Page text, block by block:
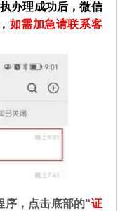
办理成功后，微信
如需加急请联系客
序，点击底部的“证